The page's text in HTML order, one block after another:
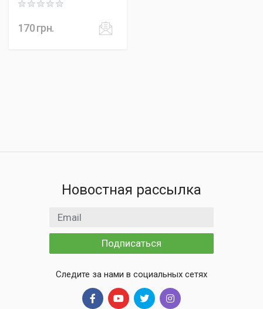
Rating: 0 out of 5
170грн.
Новостная рассылка
Email адрес
Подписаться
Следите за нами в социальных сетях